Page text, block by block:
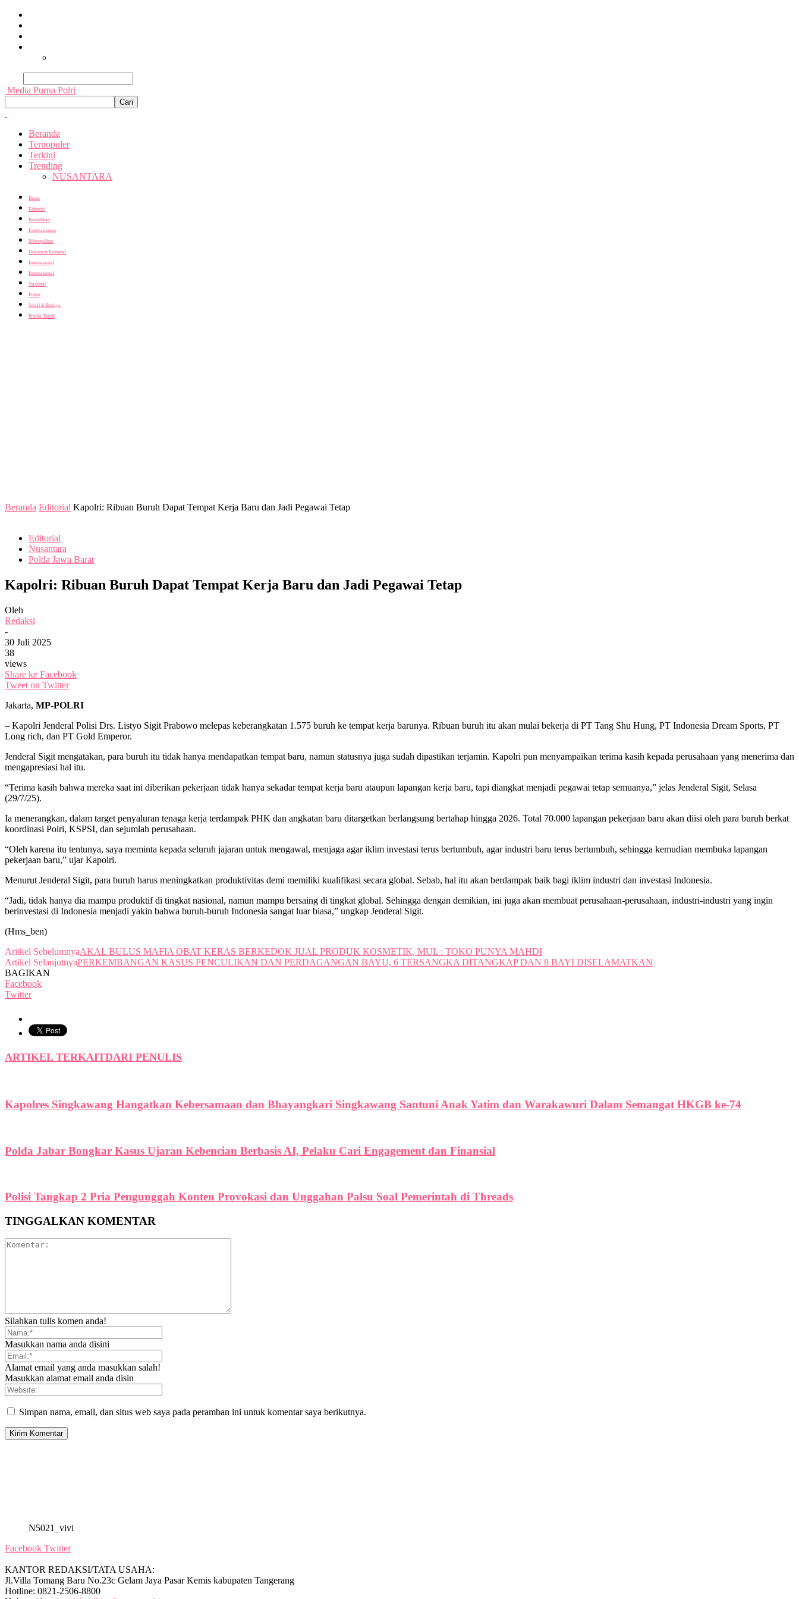
Media Purna Polri
Beranda
Terpopuler
Terkini
Trending
NUSANTARA
Bisnis
Editorial
Pendidikan
Entertainment
Metropolitan
Hukum & Kriminal
Internasional
Internasional
Nasional
Politik
Sosial & Budaya
Profile Tokoh
Beranda Editorial Kapolri: Ribuan Buruh Dapat Tempat Kerja Baru dan Jadi Pegawai Tetap
Editorial
Nusantara
Polda Jawa Barat
Kapolri: Ribuan Buruh Dapat Tempat Kerja Baru dan Jadi Pegawai Tetap
Oleh
Redaksi
-
30 Juli 2025
38
views
Share ke Facebook
Tweet on Twitter
Jakarta, MP-POLRI
– Kapolri Jenderal Polisi Drs. Listyo Sigit Prabowo melepas keberangkatan 1.575 buruh ke tempat kerja barunya. Ribuan buruh itu akan mulai bekerja di PT Tang Shu Hung, PT Indonesia Dream Sports, PT
Long rich, dan PT Gold Emperor.
Jenderal Sigit mengatakan, para buruh itu tidak hanya mendapatkan tempat baru, namun statusnya juga sudah dipastikan terjamin. Kapolri pun menyampaikan terima kasih kepada perusahaan yang menerima dan
mengapresiasi hal itu.
“Terima kasih bahwa mereka saat ini diberikan pekerjaan tidak hanya sekadar tempat kerja baru ataupun lapangan kerja baru, tapi diangkat menjadi pegawai tetap semuanya,” jelas Jenderal Sigit, Selasa
(29/7/25).
Ia menerangkan, dalam target penyaluran tenaga kerja terdampak PHK dan angkatan baru ditargetkan berlangsung bertahap hingga 2026. Total 70.000 lapangan pekerjaan baru akan diisi oleh para buruh berkat
koordinasi Polri, KSPSI, dan sejumlah perusahaan.
“Oleh karena itu tentunya, saya meminta kepada seluruh jajaran untuk mengawal, menjaga agar iklim investasi terus bertumbuh, agar industri baru terus bertumbuh, sehingga kemudian membuka lapangan
pekerjaan baru,” ujar Kapolri.
Menurut Jenderal Sigit, para buruh harus meningkatkan produktivitas demi memiliki kualifikasi secara global. Sebab, hal itu akan berdampak baik bagi iklim industri dan investasi Indonesia.
“Jadi, tidak hanya dia mampu produktif di tingkat nasional, namun mampu bersaing di tingkat global. Sehingga dengan demikian, ini juga akan membuat perusahaan-perusahaan, industri-industri yang ingin
berinvestasi di Indonesia menjadi yakin bahwa buruh-buruh Indonesia sangat luar biasa,” ungkap Jenderal Sigit.
(Hms_ben)
Aritkel SebelumnyaAKAL BULUS MAFIA OBAT KERAS BERKEDOK JUAL PRODUK KOSMETIK, MUL : TOKO PUNYA MAHDI
Artikel SelanjutnyaPERKEMBANGAN KASUS PENCULIKAN DAN PERDAGANGAN BAYU, 6 TERSANGKA DITANGKAP DAN 8 BAYI DISELAMATKAN
BAGIKAN
Facebook
Twitter
ARTIKEL TERKAITDARI PENULIS
Kapolres Singkawang Hangatkan Kebersamaan dan Bhayangkari Singkawang Santuni Anak Yatim dan Warakawuri Dalam Semangat HKGB ke-74
Polda Jabar Bongkar Kasus Ujaran Kebencian Berbasis AI, Pelaku Cari Engagement dan Finansial
Polisi Tangkap 2 Pria Pengunggah Konten Provokasi dan Unggahan Palsu Soal Pemerintah di Threads
TINGGALKAN KOMENTAR
Silahkan tulis komen anda!
Masukkan nama anda disini
Alamat email yang anda masukkan salah!
Masukkan alamat email anda disin
Simpan nama, email, dan situs web saya pada peramban ini untuk komentar saya berikutnya.
N5021_vivi
Facebook Twitter
KANTOR REDAKSI/TATA USAHA:
Jl.Villa Tomang Baru No.23c Gelam Jaya Pasar Kemis kabupaten Tangerang
Hotline: 0821-2506-8800